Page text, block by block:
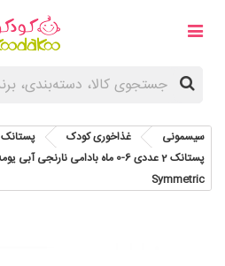
سیسمونی غذاخوری کودک
پستانک
Symmetric